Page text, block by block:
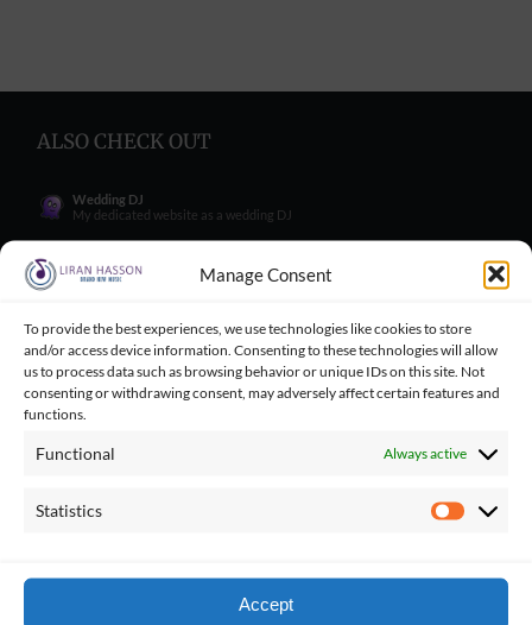
Manage Consent
To provide the best experiences, we use technologies like cookies to store
and/or access device information. Consenting to these technologies will allow
us to process data such as browsing behavior or unique IDs on this site. Not
consenting or withdrawing consent, may adversely affect certain features and
functions.
Functional Always active
Statistics Statistics
Accept
ALSO CHECK OUT
Wedding DJ
My dedicated website as a wedding DJ
My dedicated website as a wedding Singer
Wedding Tips for Engaged Couples
Wedding tips facebook group for engaged couples
Balloncini
My wife's business - balloons for wedding
Playbacks Catalog
LIRAN HASSON • COMPOSER & MUSIC PRODUCER